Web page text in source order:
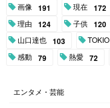
画像 191 現在 172
理由 124 子供 120
山口達也 103 TOKIO
感動 79 熱愛 72
エンタメ・芸能